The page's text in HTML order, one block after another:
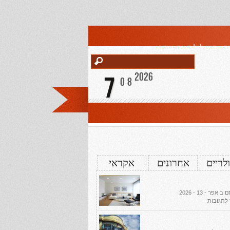
, בואי לגלות את עצמך
7 082026
אחרונים אקראי
אפר - 13 - 2026
לתגובותעל